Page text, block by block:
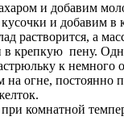
и добавим
и добавим
растворится, а
крепкую пену.
к
на огне,
комнатной